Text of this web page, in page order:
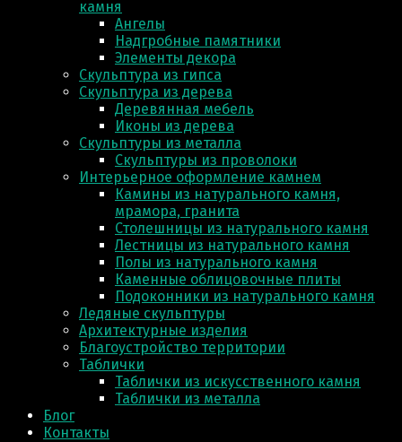
камня
Ангелы
Надгробные памятники
Элементы декора
Скульптура из гипса
Скульптура из деревa
Деревянная мебель
Иконы из дерева
Скульптуры из металла
Скульптуры из проволоки
Интерьерное оформление камнем
Камины из натурального камня,
мрамора, гранита
Столешницы из натурального камня
Лестницы из натурального камня
Полы из натурального камня
Каменные облицовочные плиты
Подоконники из натурального камня
Ледяные скульптуры
Архитектурные изделия
Благоустройство территории
Таблички
Таблички из искусственного камня
Таблички из металла
Блог
Контакты